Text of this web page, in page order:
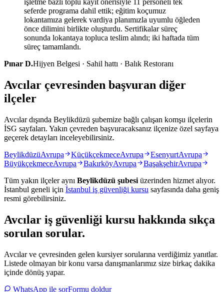
işletme bazlı toplu kayıt önerisiyle 11 personeli tek
seferde programa dahil ettik; eğitim koçumuz
lokantamıza gelerek vardiya planımızla uyumlu öğleden
önce dilimini birlikte oluşturdu. Sertifikalar süreç
sonunda lokantaya topluca teslim alındı; iki haftada tüm
süreç tamamlandı.
Pınar D.Hijyen Belgesi · Sahil hattı · Balık Restoranı
Avcılar çevresinden başvuran diğer
ilçeler
Avcılar dışında Beylikdüzü şubemize bağlı çalışan komşu ilçelerin
İSG sayfaları. Yakın çevreden başvuracaksanız ilçenize özel sayfaya
geçerek detayları inceleyebilirsiniz.
BeylikdüzüAvrupa KüçükçekmeceAvrupa EsenyurtAvrupa
BüyükçekmeceAvrupa BakırköyAvrupa BaşakşehirAvrupa
Tüm yakın ilçeler aynı Beylikdüzü şubesi üzerinden hizmet alıyor.
İstanbul geneli için İstanbul iş güvenliği kursu sayfasında daha geniş
resmi görebilirsiniz.
Avcılar iş güvenliği kursu hakkında sıkça
sorulan sorular.
Avcılar ve çevresinden gelen kursiyer sorularına verdiğimiz yanıtlar.
Listede olmayan bir konu varsa danışmanlarımız size birkaç dakika
içinde dönüş yapar.
WhatsApp ile sorFormu doldur